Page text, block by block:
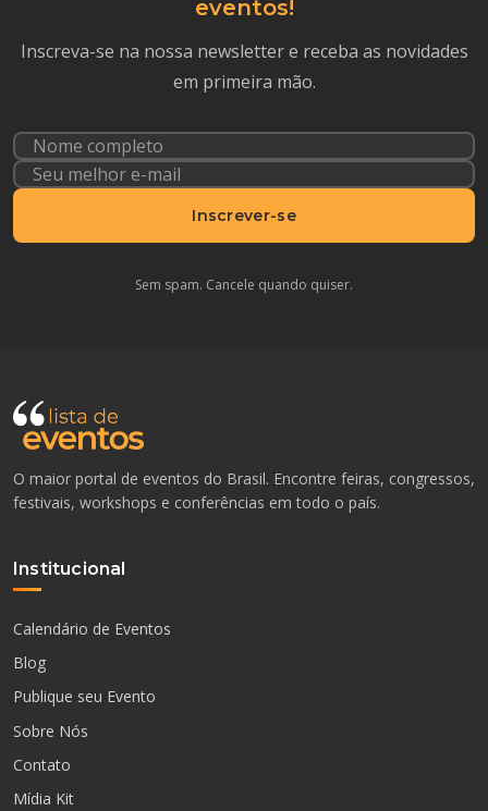
eventos!
Inscreva-se na nossa newsletter e receba as novidades
em primeira mão.
Inscrever-se
Sem spam. Cancele quando quiser.
O maior portal de eventos do Brasil. Encontre feiras, congressos,
festivais, workshops e conferências em todo o país.
Institucional
Calendário de Eventos
Blog
Publique seu Evento
Sobre Nós
Contato
Mídia Kit